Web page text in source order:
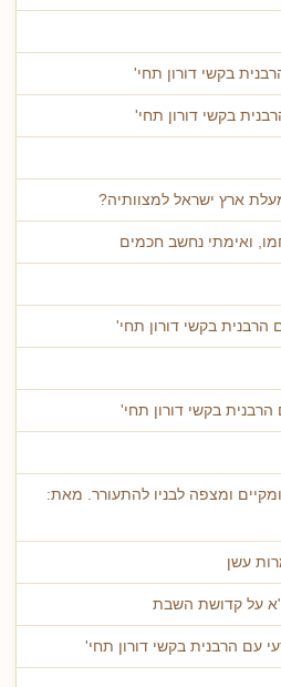
בקשי דורון תחי'
בקשי דורון תחי'
ארץ ישראל למצוותיה?
ואימתי נחשב חכמים
בקשי דורון תחי'
בקשי דורון תחי'
ומצפה לבניו להתעורר. מאת:
עשן
על קדושת השבת
עם הרבנית בקשי דורון תחי'